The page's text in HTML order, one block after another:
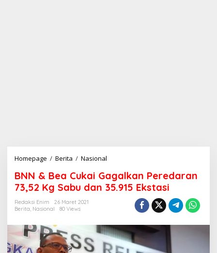
Homepage / Berita / Nasional
N
&
B
u
k
a
BNN & Bea Cukai Gagalkan Peredaran
73,52 Kg Sabu dan 35.915 Ekstasi
Redaksi Enim
26 Maret 2021
Berita, Nasional 80 Views